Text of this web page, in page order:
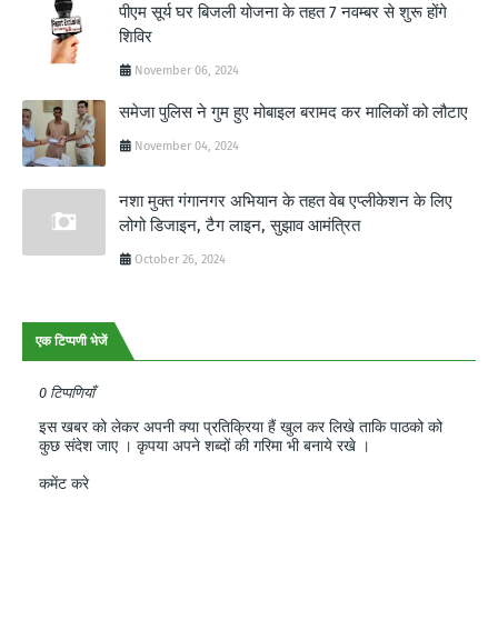
पीएम सूर्य घर बिजली योजना के तहत 7 नवम्बर से शुरू होंगे
शिविर
November 06, 2024
समेजा पुलिस ने गुम हुए मोबाइल बरामद कर मालिकों को लौटाए
November 04, 2024
नशा मुक्त गंगानगर अभियान के तहत वेब एप्लीकेशन के लिए
लोगो डिजाइन, टैग लाइन, सुझाव आमंत्रित
October 26, 2024
एक टिप्पणी भेजें
0 टिप्पणियाँ
इस खबर को लेकर अपनी क्या प्रतिक्रिया हैं खुल कर लिखे ताकि पाठको को
कुछ संदेश जाए । कृपया अपने शब्दों की गरिमा भी बनाये रखे ।
कमेंट करे